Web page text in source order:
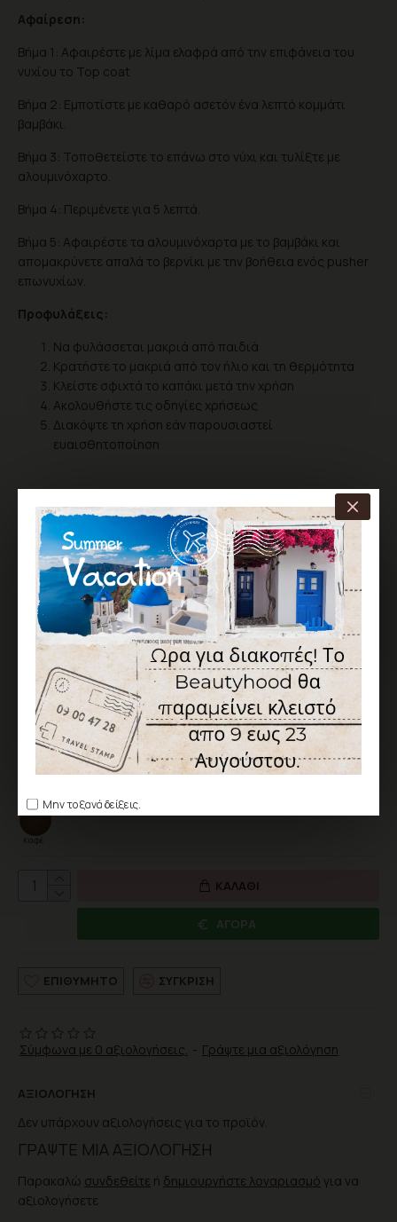
Μην το ξανά δείξεις.
Αφαίρεση:
Βήμα 1: Αφαιρέστε με λίμα ελαφρά από την επιφάνεια του
νυχίου το Top coat
Βήμα 2: Εμποτίστε με καθαρό ασετόν ένα λεπτό κομμάτι
βαμβάκι.
Βήμα 3: Τοποθετείστε το επάνω στο νύχι και τυλίξτε με
αλουμινόχαρτο.
Βήμα 4: Περιμένετε για 5 λεπτά.
Βήμα 5: Αφαιρέστε τα αλουμινόχαρτα με το βαμβάκι και
απομακρύνετε απαλά το βερνίκι με την βοήθεια ενός pusher
επωνυχίων.
Προφυλάξεις:
Να φυλάσσεται μακριά από παιδιά
Κρατήστε το μακριά από τον ήλιο και τη θερμότητα
Κλείστε σφιχτά το καπάκι μετά την χρήση
Ακολουθήστε τις οδηγίες χρήσεως
Διακόψτε τη χρήση εάν παρουσιαστεί
ευαισθητοποίηση
ΧΑΡΑΚΤΗΡΙΣΤΙΚΆ
Σύμφωνα με 0 αξιολογήσεις. - Γράψτε μια αξιολόγηση
6,90€
Χωρίς ΦΠΑ: 5,56€
ΑΠΟΣΤΟΛΉ ΑΠΌ 1 ΈΩΣ 5 ΕΡΓΆΣΙΜΕΣ
Κωδικός:
BH-CC-050982-68
Canni
Καφέ
ΚΑΛΆΘΙ
ΑΓΟΡΆ
ΕΠΙΘΥΜΗΤΌ ΣΎΓΚΡΙΣΗ
ΑΞΙΟΛΌΓΗΣΗ
Δεν υπάρχουν αξιολογήσεις για το προϊόν.
ΓΡΆΨΤΕ ΜΙΑ ΑΞΙΟΛΌΓΗΣΗ
Παρακαλώ συνδεθείτε ή δημιουργήστε λογαριασμό για να
αξιολογήσετε